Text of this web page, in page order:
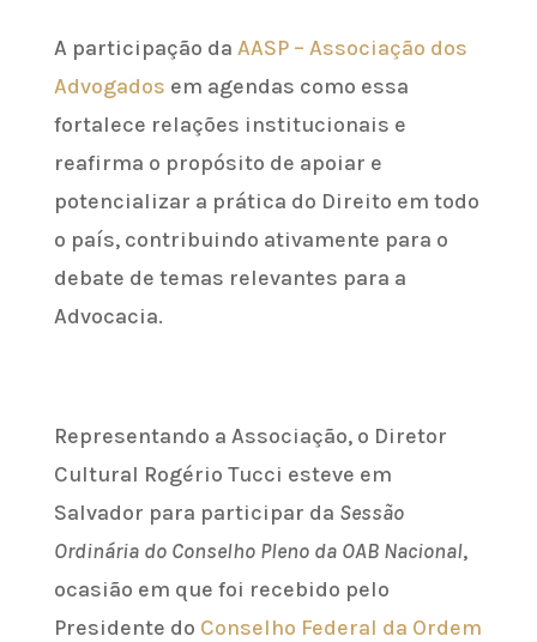
A participação da AASP – Associação dos
Advogados em agendas como essa
fortalece relações institucionais e
reafirma o propósito de apoiar e
potencializar a prática do Direito em todo
o país, contribuindo ativamente para o
debate de temas relevantes para a
Advocacia.
Representando a Associação, o Diretor
Cultural Rogério Tucci esteve em
Salvador para participar da Sessão
Ordinária do Conselho Pleno da OAB Nacional,
ocasião em que foi recebido pelo
Presidente do Conselho Federal da Ordem